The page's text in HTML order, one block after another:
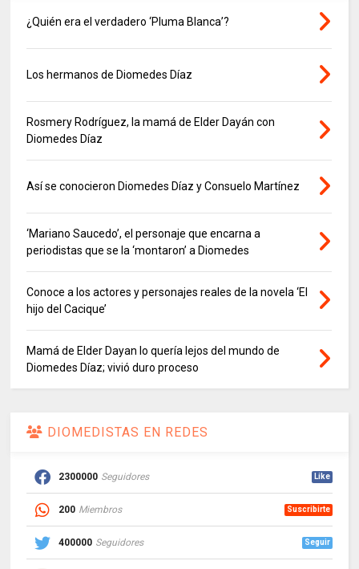
¿Quién era el verdadero ‘Pluma Blanca’?
Los hermanos de Diomedes Díaz
Rosmery Rodríguez, la mamá de Elder Dayán con
Diomedes Díaz
Así se conocieron Diomedes Díaz y Consuelo Martínez
‘Mariano Saucedo’, el personaje que encarna a
periodistas que se la ‘montaron’ a Diomedes
Conoce a los actores y personajes reales de la novela ‘El
hijo del Cacique’
Mamá de Elder Dayan lo quería lejos del mundo de
Diomedes Díaz; vivió duro proceso
DIOMEDISTAS EN REDES
2300000 Seguidores Like
200 Miembros Suscribirte
400000 Seguidores Seguir